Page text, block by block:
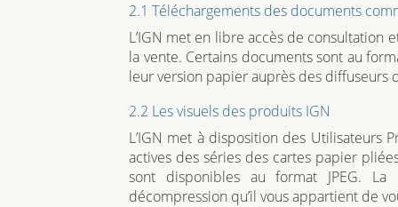
2.1 Téléchargements des documents
L’IGN met en libre accès de consultation
la vente. Certains documents sont au
leur version papier auprès des diffuseurs
2.2 Les visuels des produits IGN
L’IGN met à disposition des Utilisateurs
actives des séries des cartes papier
sont disponibles au format JPEG.
décompression qu’il vous appartient de